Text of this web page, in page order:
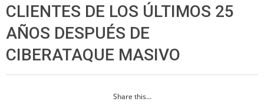
CLIENTES DE LOS ÚLTIMOS 25
AÑOS DESPUÉS DE
CIBERATAQUE MASIVO
Share this...